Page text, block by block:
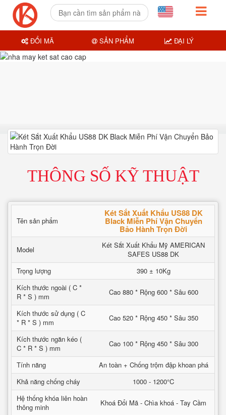
THÔNG SỐ KỸ THUẬT
Tên sản phẩm
Két Sắt Xuất Khẩu US88 DK
Black Miễn Phí Vận Chuyển
Bảo Hành Trọn Đời
Model
Két Sắt Xuất Khẩu Mỹ AMERICAN
SAFES US88 DK
Trọng lượng
390 ± 10Kg
Kích thước ngoài ( C *
R * S ) mm
Cao 880 * Rộng 600 * Sâu 600
Kích thước sử dụng ( C
* R * S ) mm
Cao 520 * Rộng 450 * Sâu 350
Kích thước ngăn kéo (
C * R * S ) mm
Cao 100 * Rộng 450 * Sâu 300
Tính năng
An toàn + Chống trộm đập khoan phá
Khả năng chống cháy
1000 - 1200°C
Hệ thống khóa liên hoàn
thông minh
Khoá Đổi Mã - Chìa khoá - Tay Cầm
ĐỔI MÃ SẢN PHẨM ĐẠI LÝ